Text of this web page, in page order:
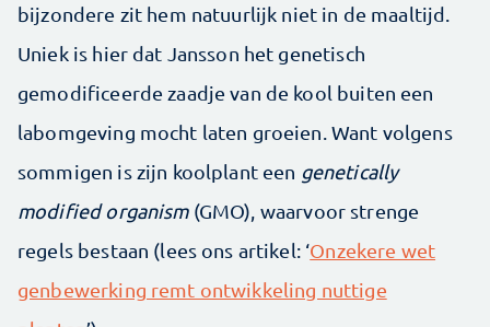
bijzondere zit hem natuurlijk niet in de maaltijd.
Uniek is hier dat Jansson het genetisch
gemodificeerde zaadje van de kool buiten een
labomgeving mocht laten groeien. Want volgens
sommigen is zijn koolplant een genetically
modified organism(GMO), waarvoor strenge
regels bestaan (lees ons artikel: ‘Onzekere wet
genbewerking remt ontwikkeling nuttige